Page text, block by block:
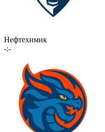
Нефтехимик
-:-